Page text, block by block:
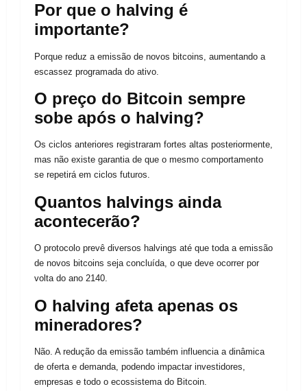
Por que o halving é
importante?
Porque reduz a emissão de novos bitcoins, aumentando a
escassez programada do ativo.
O preço do Bitcoin sempre
sobe após o halving?
Os ciclos anteriores registraram fortes altas posteriormente,
mas não existe garantia de que o mesmo comportamento
se repetirá em ciclos futuros.
Quantos halvings ainda
acontecerão?
O protocolo prevê diversos halvings até que toda a emissão
de novos bitcoins seja concluída, o que deve ocorrer por
volta do ano 2140.
O halving afeta apenas os
mineradores?
Não. A redução da emissão também influencia a dinâmica
de oferta e demanda, podendo impactar investidores,
empresas e todo o ecossistema do Bitcoin.